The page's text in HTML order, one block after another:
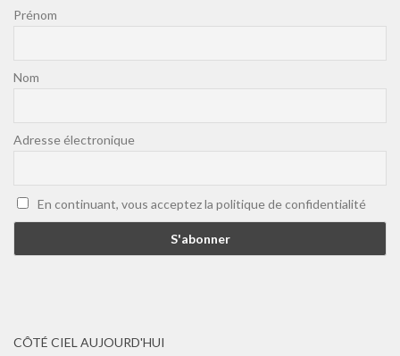
Prénom
Nom
Adresse électronique
En continuant, vous acceptez la politique de confidentialité
CÔTÉ CIEL AUJOURD'HUI